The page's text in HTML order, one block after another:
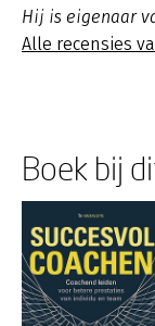
Hij is eigenaar
Alle recensies
Boek bij